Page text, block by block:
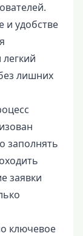
и удобстве
лишних
заполнять
заявки
ключевое